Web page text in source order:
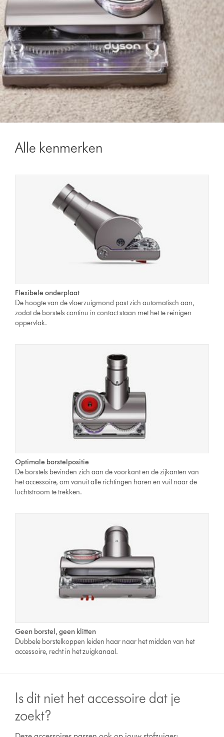
Alle kenmerken
Flexibele onderplaat
De hoogte van de vloerzuigmond past zich automatisch aan,
zodat de borstels continu in contact staan met het te reinigen
oppervlak.
Optimale borstelpositie
De borstels bevinden zich aan de voorkant en de zijkanten van
het accessoire, om vanuit alle richtingen haren en vuil naar de
luchtstroom te trekken.
Geen borstel, geen klitten
Dubbele borstelkoppen leiden haar naar het midden van het
accessoire, recht in het zuigkanaal.
Is dit niet het accessoire dat je
zoekt?